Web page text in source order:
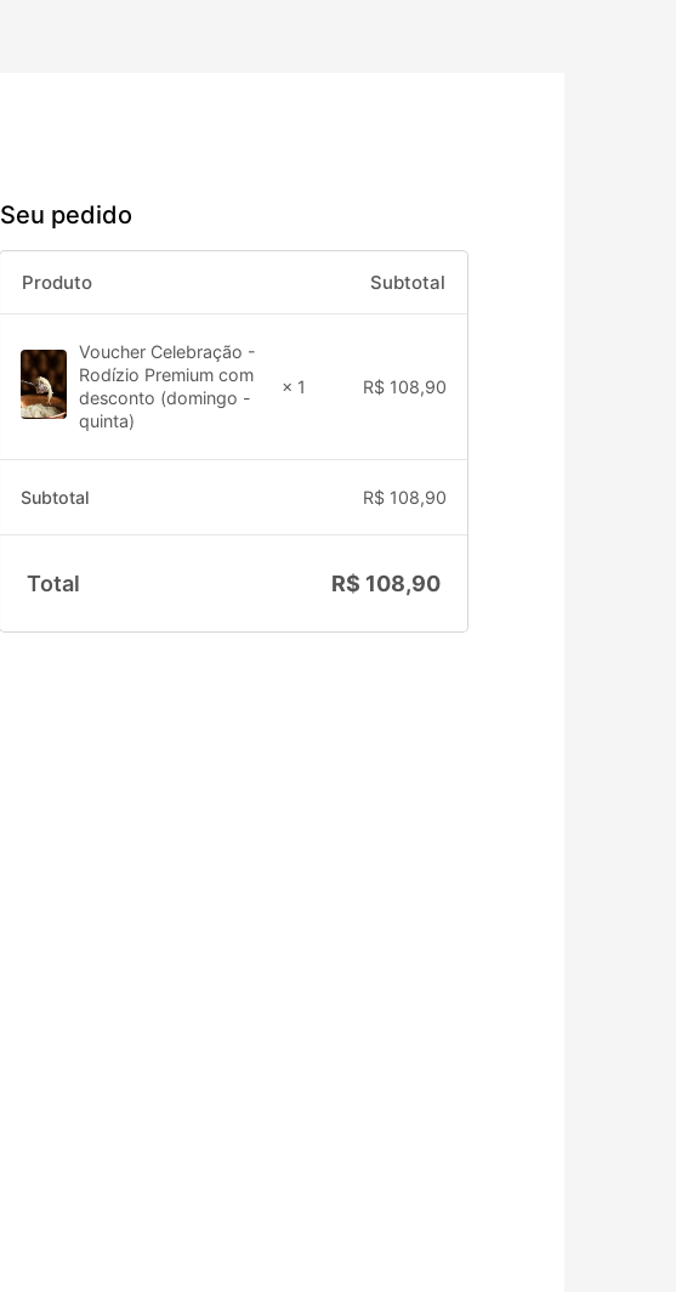
Seu pedido
Produto Subtotal
Voucher Celebração -
Rodízio Premium com
desconto (domingo -
quinta)
× 1 R$108,90
Subtotal R$108,90
Total R$ 108,90